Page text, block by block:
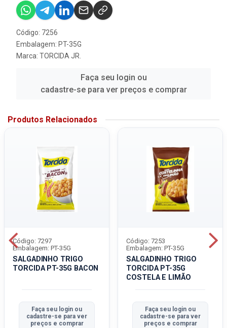
Código: 7256
Embalagem: PT-35G
Marca: TORCIDA JR.
Faça seu login ou
cadastre-se para ver preços e comprar
Produtos Relacionados
SALGADINHO TRIGO
TORCIDA PT-35G BACON
Código: 7297
Embalagem: PT-35G
Faça seu login ou
cadastre-se para ver
preços e comprar
SALGADINHO TRIGO
TORCIDA PT-35G
COSTELA E LIMÃO
Código: 7253
Embalagem: PT-35G
Faça seu login ou
cadastre-se para ver
preços e comprar